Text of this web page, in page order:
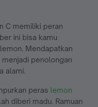
C memiliki peran
ini bisa kamu
Mendapatkan
penolongan
alami.
peras lemon
diberi madu. Ramuan